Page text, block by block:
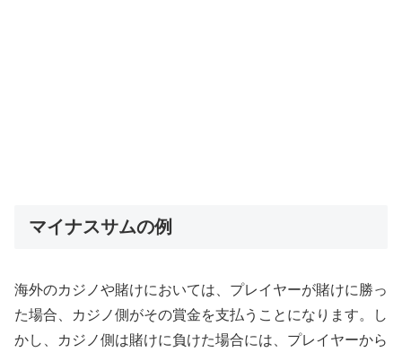
マイナスサムの例
海外のカジノや賭けにおいては、プレイヤーが賭けに勝っ
た場合、カジノ側がその賞金を支払うことになります。し
かし、カジノ側は賭けに負けた場合には、プレイヤーから